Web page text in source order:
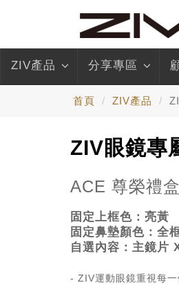
ZIV產品 分享專區
首頁 ZIV產品
ZIV眼鏡專
ACE 尊榮禮
固定上框色： 亮黃
固定鼻墊顏色： 全
自選內容：主鏡片
- ZIV運動眼鏡重視每